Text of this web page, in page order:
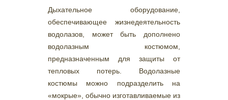
Дыхательное оборудование,
обеспечивающее жизнедеятельность
водолазов, может быть дополнено
водолазным костюмом,
предназначенным для защиты от
тепловых потерь. Водолазные
костюмы можно подразделить на
«мокрые», обычно изготавливаемые из